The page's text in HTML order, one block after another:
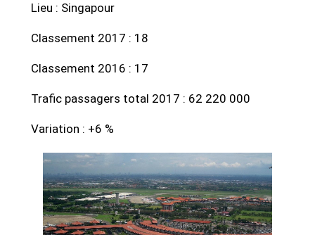
Lieu : Singapour
Classement 2017 : 18
Classement 2016 : 17
Trafic passagers total 2017 : 62 220 000
Variation : +6 %